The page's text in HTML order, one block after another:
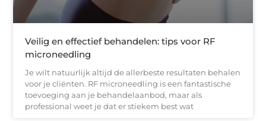
Veilig en effectief behandelen: tips voor RF
microneedling
Je wilt natuurlijk altijd de allerbeste resultaten behalen
voor je cliënten. RF microneedling is een fantastische
toevoeging aan je behandelaanbod, maar als
professional weet je dat er stiekem best wat